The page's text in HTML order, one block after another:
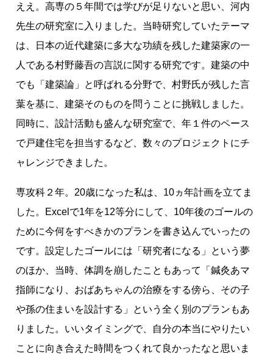
ええ。高専の５年間では学びが足りないと思い、河内
先生の研究室に入りました。当時研究していたテーマ
は、日本の近代建築に多大な功績を残した建築家の一
人である村野藤吾の言説に関する研究です。建築の中
でも「建築論」と呼ばれる分野で、村野氏が残した言
葉を基に、建築そのものを問うことに挑戦しました。
同時に、設計活動も盛んな研究室で、年１件のペース
で戸建住宅を担当するなど、数々のプロジェクトにチ
ャレンジできました。
専攻科２年。20歳になった私は、10ヵ年計画を立てま
した。Excelで1年を12等分にして、10年後のゴールの
ために今何をすべきかのプランを書き込んでいったの
です。設定したゴールには「研究者になる」という夢
のほか、当時、体調を崩したこともあって「鍼灸あマ
指師になり、おばあちゃんの治療をする傍ら、その子
や孫の住まいを設計する」という全く別のプランもあ
りました。いいタイミングで、自分の本当にやりたい
ことに向き合えた時間をつくれて良かったなと思いま